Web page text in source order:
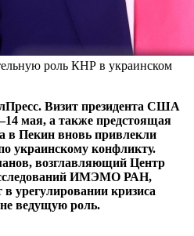
роль КНР в украинском
Визит президента США
мая, а также предстоящая
в Пекин вновь привлекли
украинскому конфликту.
возглавляющий Центр
ИМЭМО РАН,
урегулировании кризиса
ведущую роль.